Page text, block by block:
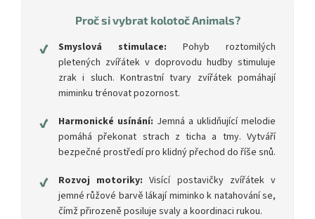
Proč si vybrat kolotoč Animals?
✔ Smyslová stimulace: Pohyb roztomilých
pletených zvířátek v doprovodu hudby stimuluje
zrak i sluch. Kontrastní tvary zvířátek pomáhají
miminku trénovat pozornost.
✔ Harmonické usínání: Jemná a uklidňující melodie
pomáhá překonat strach z ticha a tmy. Vytváří
bezpečné prostředí pro klidný přechod do říše snů.
✔ Rozvoj motoriky: Visící postavičky zvířátek v
jemné růžové barvě lákají miminko k natahování se,
čímž přirozeně posiluje svaly a koordinaci rukou.